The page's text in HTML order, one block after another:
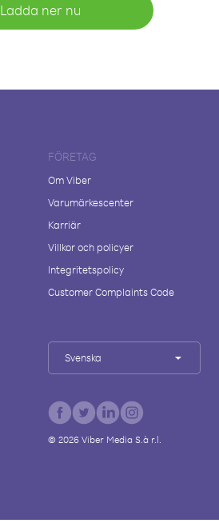
Ladda ner nu
FÖRETAG
Om Viber
Varumärkescenter
Karriär
Villkor och policyer
Integritetspolicy
Customer Complaints Code
Svenska
© 2026Viber Media S.à r.l.